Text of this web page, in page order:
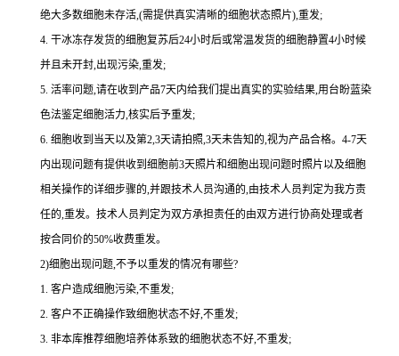
绝大多数细胞未存活,(需提供真实清晰的细胞状态照片),重发;
4. 干冰冻存发货的细胞复苏后24小时后或常温发货的细胞静置4小时候
并且未开封,出现污染,重发;
5. 活率问题,请在收到产品7天内给我们提出真实的实验结果,用台盼蓝染
色法鉴定细胞活力,核实后予重发;
6. 细胞收到当天以及第2,3天请拍照,3天未告知的,视为产品合格。4-7天
内出现问题有提供收到细胞前3天照片和细胞出现问题时照片以及细胞
相关操作的详细步骤的,并跟技术人员沟通的,由技术人员判定为我方责
任的,重发。技术人员判定为双方承担责任的由双方进行协商处理或者
按合同价的50%收费重发。
2)细胞出现问题,不予以重发的情况有哪些?
1. 客户造成细胞污染,不重发;
2. 客户不正确操作致细胞状态不好,不重发;
3. 非本库推荐细胞培养体系致的细胞状态不好,不重发;